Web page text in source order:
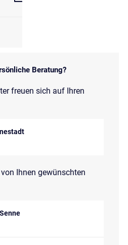
Beratung?
freuen sich auf Ihren
Ihnen gewünschten